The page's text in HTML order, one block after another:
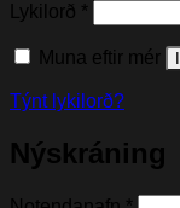
Lykilorð *
Muna eftir mér
Týnt lykilorð?
Nýskráning